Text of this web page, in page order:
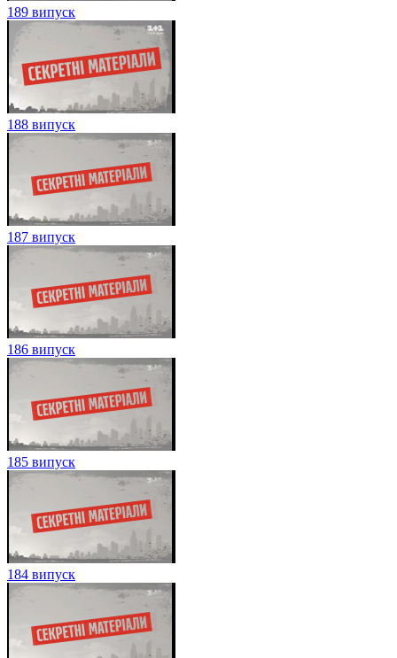
189 випуск
188 випуск
187 випуск
186 випуск
185 випуск
184 випуск